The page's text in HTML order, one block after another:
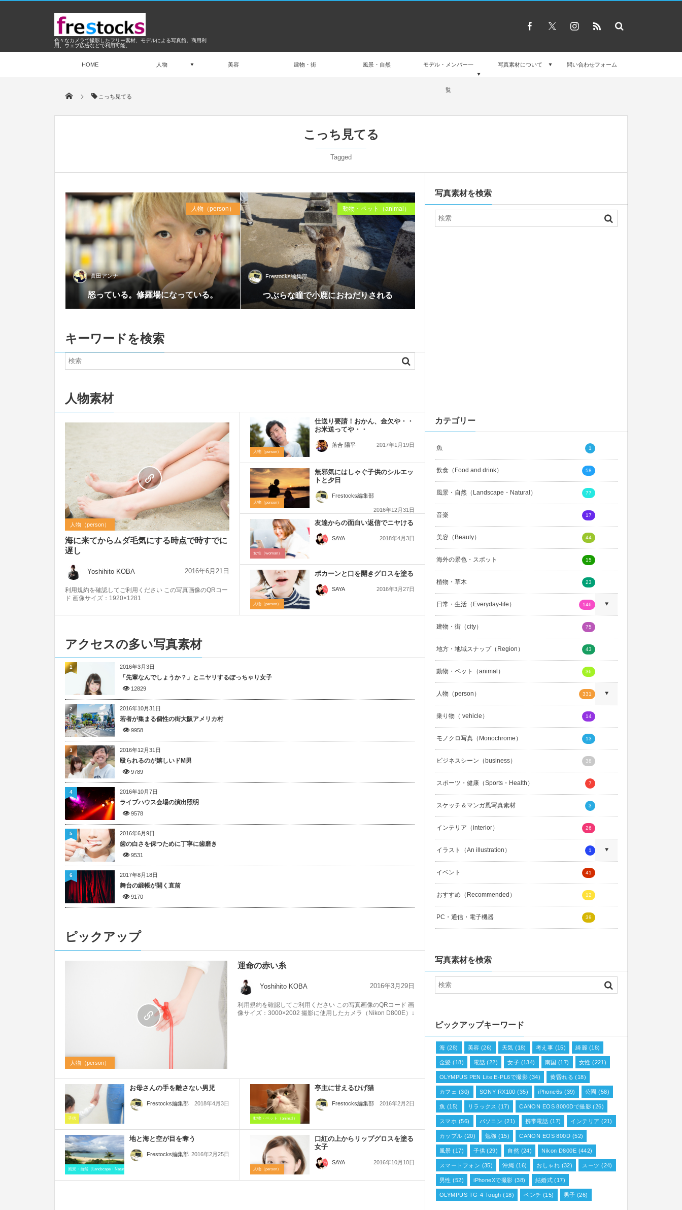
色々なカメラで撮影したフリー素材、モデルによる写真館。商用利
用、ウェブ広告などで利用可能。
HOME 人物 美容 建物・街 風景・自然 モデル・メンバー一
覧
写真素材について 問い合わせフォーム
こっち見てる
こっち見てる
Tagged
眞田アンナ
怒っている。修羅場になっている。
Jan
人物（person）
0
Frestocks編集部
つぶらな瞳で小鹿におねだりされる
Dec
動物・ペット（animal）
0
キーワードを検索
人物素材
人物（person）
海に来てからムダ毛気にする時点で時すでに
遅し
Yoshihito KOBA 2016年6月21日
利用規約を確認してご利用ください この写真画像のQRコー
ド 画像サイズ：1920×1281
人物（person）
仕送り要請！おかん、金欠や・・
お米送ってや・・
落合 陽平 2017年1月19日
人物（person）
無邪気にはしゃぐ子供のシルエッ
トと夕日
Frestocks編集部
2016年12月31日
女性（woman）
友達からの面白い返信でニヤける
SAYA 2018年4月3日
人物（person）
ポカーンと口を開きグロスを塗る
SAYA 2016年3月27日
アクセスの多い写真素材
2016年3月3日
「先輩なんでしょうか？」とニヤリするぽっちゃり女子
12829
1
2016年10月31日
若者が集まる個性の街大阪アメリカ村
9958
2
2016年12月31日
殴られるのが嬉しいドM男
9789
3
2016年10月7日
ライブハウス会場の演出照明
9578
4
2016年6月9日
歯の白さを保つために丁寧に歯磨き
9531
5
2017年8月18日
舞台の緞帳が開く直前
9170
6
ピックアップ
人物（person）
運命の赤い糸
Yoshihito KOBA 2016年3月29日
利用規約を確認してご利用ください この写真画像のQRコード 画
像サイズ：3000×2002 撮影に使用したカメラ（Nikon D800E）↓
子供
お母さんの手を離さない男児
Frestocks編集部 2018年4月3日
動物・ペット（animal）
亭主に甘えるひげ猫
Frestocks編集部 2016年2月2日
風景・自然（Landscape・Natural）
地と海と空が目を奪う
Frestocks編集部 2016年2月25日
人物（person）
口紅の上からリップグロスを塗る
女子
SAYA 2016年10月10日
写真素材を検索
カテゴリー
魚 1
飲食（Food and drink） 58
風景・自然（Landscape・Natural） 77
音楽 17
美容（Beauty） 44
海外の景色・スポット 15
植物・草木 23
日常・生活（Everyday-life） 146
建物・街（city） 75
地方・地域スナップ（Region） 43
動物・ペット（animal） 36
人物（person） 331
乗り物（ vehicle） 14
モノクロ写真（Monochrome） 13
ビジネスシーン（business） 38
スポーツ・健康（Sports・Health） 7
スケッチ＆マンガ風写真素材 3
インテリア（interior） 26
イラスト（An illustration） 1
イベント 41
おすすめ（Recommended） 12
PC・通信・電子機器 39
写真素材を検索
ピックアップキーワード
海 (28) 美容 (26) 天気 (18) 考え事 (15) 綺麗 (18)
金髪 (18) 電話(22) 女子 (134) 南国 (17) 女性 (221)
OLYMPUS PEN Lite E-PL6で撮影 (34) 黄昏れる (18)
カフェ (30) SONY RX100 (35) iPhone6s (39) 公園 (58)
魚 (15) リラックス (17) CANON EOS 8000Dで撮影(26)
スマホ (56) パソコン (21) 携帯電話 (17) インテリア (21)
カップル (20) 勉強 (15) CANON EOS 800D (52)
風景 (17) 子供(29) 自然 (24) Nikon D800E (442)
スマートフォン (35) 沖縄 (16) おしゃれ (32) スーツ (24)
男性 (52) iPhoneXで撮影 (38) 結婚式 (17)
OLYMPUS TG-4 Tough (18) ベンチ (15) 男子 (26)